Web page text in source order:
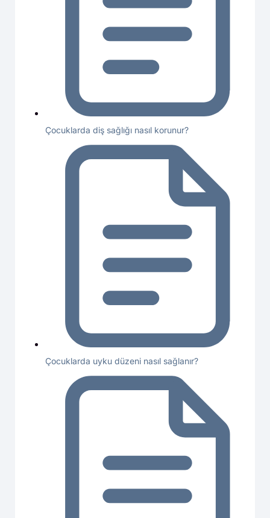
Çocuklarda diş sağlığı nasıl korunur?
Çocuklarda uyku düzeni nasıl sağlanır?